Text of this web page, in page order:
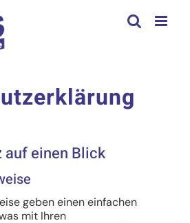
auf einen Blick
geben einen einfachen
mit Ihren